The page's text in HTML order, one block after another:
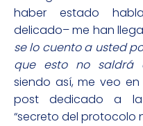
haber estado
delicado– me han
se lo cuento a usted
que esto no saldrá
siendo así, me veo
post dedicado a la
“secreto del protocolo